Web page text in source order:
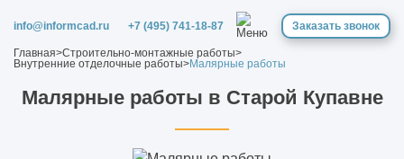
info@informcad.ru +7 (495) 741-18-87 Заказать звонок
Главная>Строительно-монтажные работы>
Внутренние отделочные работы>Малярные работы
Малярные работы в Старой Купавне